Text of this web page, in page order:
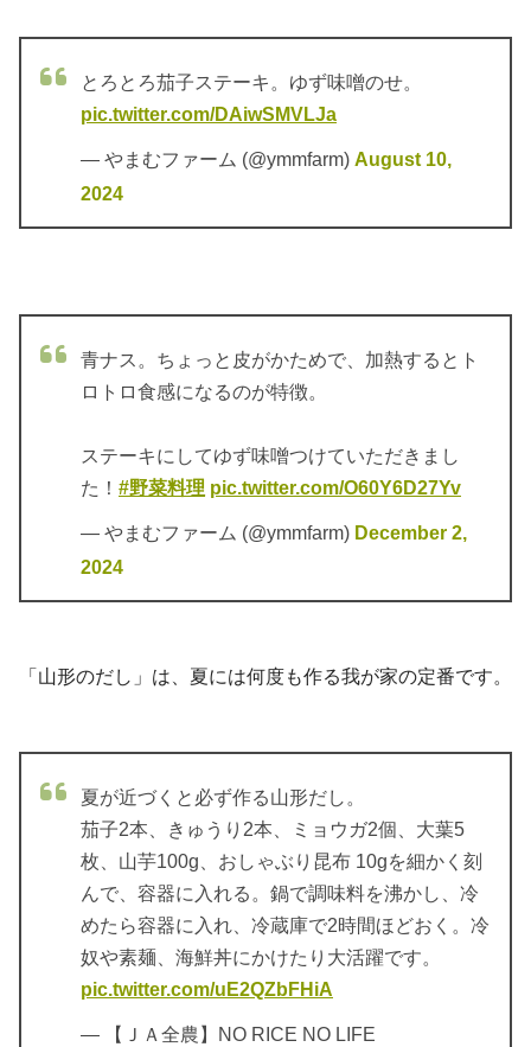
とろとろ茄子ステーキ。ゆず味噌のせ。
pic.twitter.com/DAiwSMVLJa
— やまむファーム (@ymmfarm) August 10,
2024
青ナス。ちょっと皮がかためで、加熱するとト
ロトロ食感になるのが特徴。
ステーキにしてゆず味噌つけていただきまし
た！ #野菜料理 pic.twitter.com/O60Y6D27Yv
— やまむファーム (@ymmfarm) December 2,
2024
「山形のだし」は、夏には何度も作る我が家の定番です。
夏が近づくと必ず作る山形だし。
茄子2本、きゅうり2本、ミョウガ2個、大葉5
枚、山芋100g、おしゃぶり昆布 10gを細かく刻
んで、容器に入れる。鍋で調味料を沸かし、冷
めたら容器に入れ、冷蔵庫で2時間ほどおく。冷
奴や素麺、海鮮丼にかけたり大活躍です。
pic.twitter.com/uE2QZbFHiA
— 【ＪＡ全農】NO RICE NO LIFE